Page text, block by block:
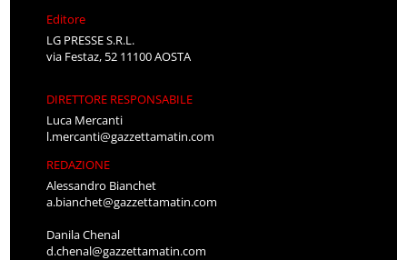
Editore
LG PRESSE S.R.L.
via Festaz, 52 11100 AOSTA
DIRETTORE RESPONSABILE
Luca Mercanti
l.mercanti@gazzettamatin.com
REDAZIONE
Alessandro Bianchet
a.bianchet@gazzettamatin.com
Danila Chenal
d.chenal@gazzettamatin.com